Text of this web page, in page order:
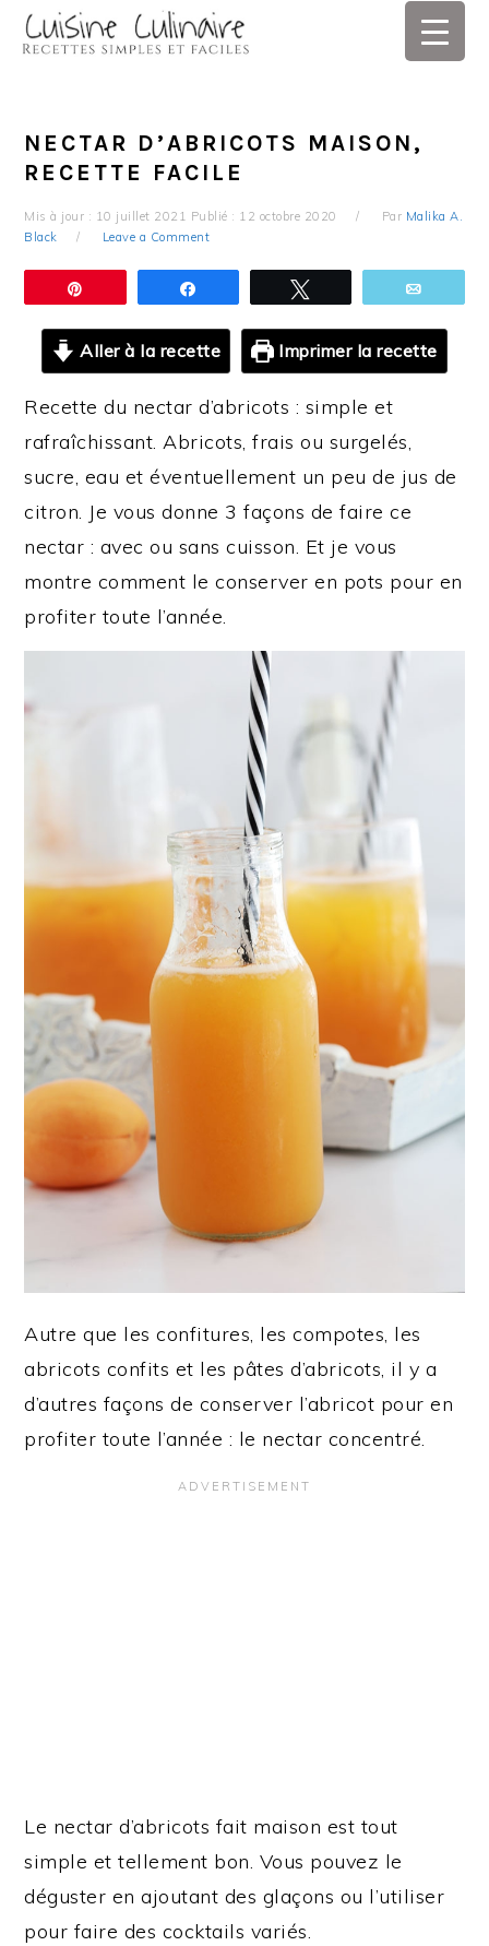
Skip
Skip
Skip
Skip
NECTAR D’ABRICOTS MAISON,
RECETTE FACILE
Mis à jour : 10 juillet 2021 Publié : 12 octobre 2020 Par Malika A.
Black
Leave a Comment
Aller à la recette Imprimer la recette
Recette du nectar d’abricots : simple et
rafraîchissant. Abricots, frais ou surgelés,
sucre, eau et éventuellement un peu de jus de
citron. Je vous donne 3 façons de faire ce
nectar : avec ou sans cuisson. Et je vous
montre comment le conserver en pots pour en
profiter toute l’année.
Autre que les confitures, les compotes, les
abricots confits et les pâtes d’abricots, il y a
d’autres façons de conserver l’abricot pour en
profiter toute l’année : le nectar concentré.
Le nectar d’abricots fait maison est tout
simple et tellement bon. Vous pouvez le
déguster en ajoutant des glaçons ou l’utiliser
pour faire des cocktails variés.